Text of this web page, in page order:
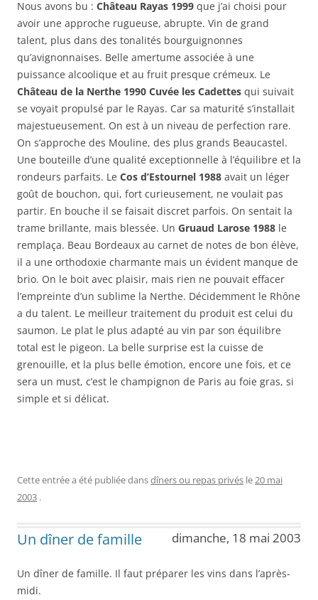
Nous avons bu : Château Rayas 1999 que j’ai choisi pour
avoir une approche rugueuse, abrupte. Vin de grand
talent, plus dans des tonalités bourguignonnes
qu’avignonnaises. Belle amertume associée à une
puissance alcoolique et au fruit presque crémeux. Le
Château de la Nerthe 1990 Cuvée les Cadettes qui suivait
se voyait propulsé par le Rayas. Car sa maturité s’installait
majestueusement. On est à un niveau de perfection rare.
On s’approche des Mouline, des plus grands Beaucastel.
Une bouteille d’une qualité exceptionnelle à l’équilibre et la
rondeurs parfaits. Le Cos d’Estournel 1988 avait un léger
goût de bouchon, qui, fort curieusement, ne voulait pas
partir. En bouche il se faisait discret parfois. On sentait la
trame brillante, mais blessée. Un Gruaud Larose 1988 le
remplaça. Beau Bordeaux au carnet de notes de bon élève,
il a une orthodoxie charmante mais un évident manque de
brio. On le boit avec plaisir, mais rien ne pouvait effacer
l’empreinte d’un sublime la Nerthe. Décidemment le Rhône
a du talent. Le meilleur traitement du produit est celui du
saumon. Le plat le plus adapté au vin par son équilibre
total est le pigeon. La belle surprise est la cuisse de
grenouille, et la plus belle émotion, encore une fois, et ce
sera un must, c’est le champignon de Paris au foie gras, si
simple et si délicat.
Cette entrée a été publiée dansdîners ou repas privés le20 mai
2003 .
Un dîner de famille dimanche, 18 mai 2003
Un dîner de famille. Il faut préparer les vins dans l’après-
midi.